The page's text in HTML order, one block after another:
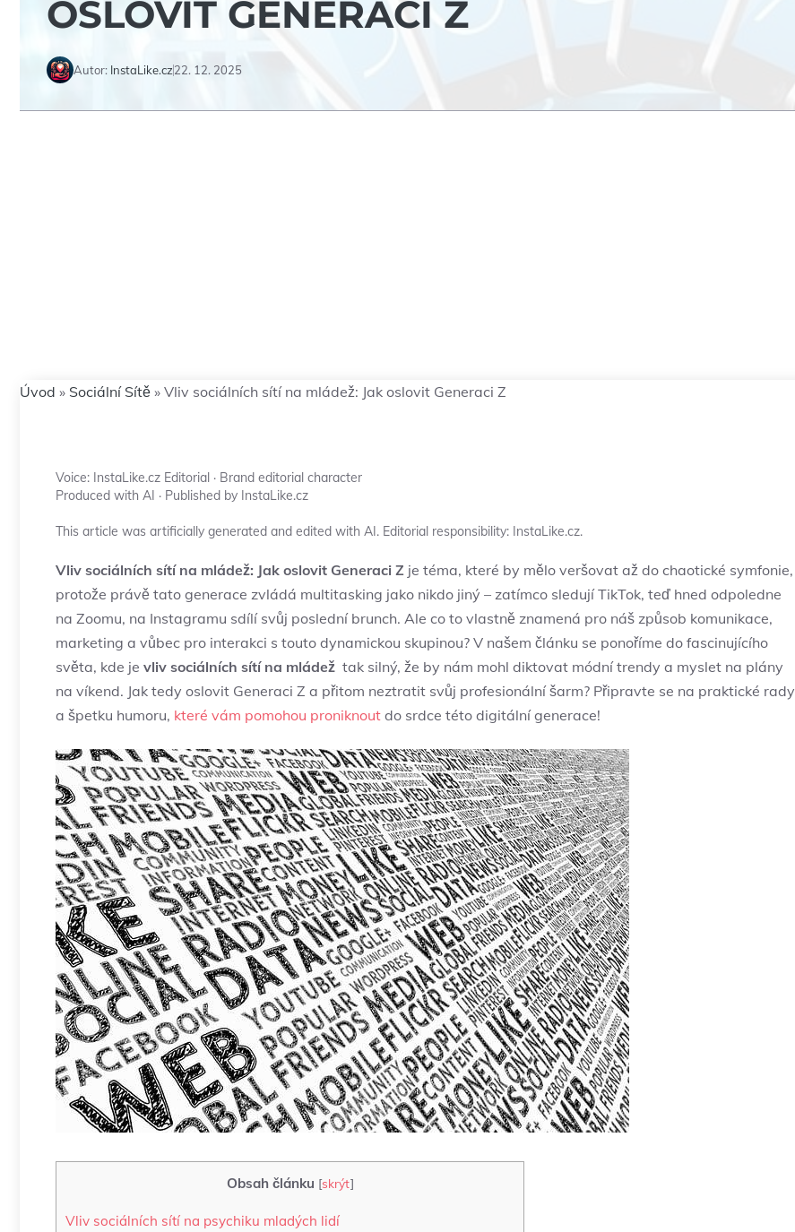
OSLOVIT GENERACI Z
Autor: InstaLike.cz22. 12. 2025
Úvod » Sociální Sítě » Vliv sociálních sítí na mládež: Jak oslovit Generaci Z
Voice: InstaLike.cz Editorial · Brand editorial character
Produced with AI · Published by InstaLike.cz
This article was artificially generated and edited with AI. Editorial responsibility: InstaLike.cz.
Vliv sociálních sítí na ⁣mládež: Jak oslovit Generaci Z je téma, ⁢které by mělo veršovat až⁣ do chaotické symfonie,
protože právě tato generace ​zvládá ⁤multitasking jako nikdo ⁤jiný – ‌zatímco ​sledují TikTok, teď hned odpoledne
‌na Zoomu, na Instagramu sdílí ⁣svůj poslední ⁣brunch. Ale co to vlastně znamená pro náš způsob komunikace,
marketing​ a vůbec⁢ pro interakci⁣ s touto dynamickou skupinou? V našem článku se ponoříme do fascinujícího
světa, kde je vliv sociálních sítí⁣ na mládež ‌ tak silný, že by nám‌ mohl diktovat módní ⁣trendy a myslet​ na plány
na⁣ víkend. Jak⁤ tedy oslovit Generaci Z a přitom neztratit⁣ svůj profesionální šarm? Připravte se na praktické rady
a špetku humoru, které vám pomohou proniknout do srdce této digitální generace!
Obsah článku [skrýt]
Vliv ​sociálních sítí na psychiku mladých lidí